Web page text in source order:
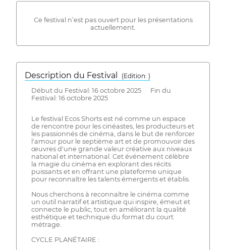
Ce festival n’est pas ouvert pour les présentations
actuellement.
Description du Festival
( Edition: )
Début du Festival: 16 octobre 2025 Fin du
Festival: 16 octobre 2025
Le festival Ecos Shorts est né comme un espace
de rencontre pour les cinéastes, les producteurs et
les passionnés de cinéma, dans le but de renforcer
l'amour pour le septième art et de promouvoir des
œuvres d'une grande valeur créative aux niveaux
national et international. Cet événement célèbre
la magie du cinéma en explorant des récits
puissants et en offrant une plateforme unique
pour reconnaître les talents émergents et établis.
Nous cherchons à reconnaître le cinéma comme
un outil narratif et artistique qui inspire, émeut et
connecte le public, tout en améliorant la qualité
esthétique et technique du format du court
métrage.
CYCLE PLANÉTAIRE :